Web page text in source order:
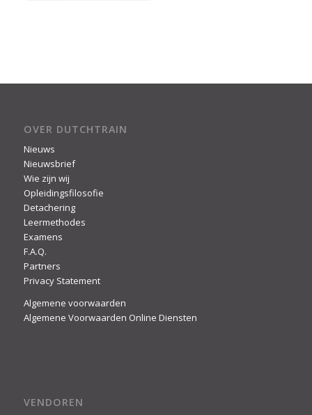
OVER DUTCHTRAIN
Nieuws
Nieuwsbrief
Wie zijn wij
Opleidingsfilosofie
Detachering
Leermethodes
Examens
F.A.Q.
Partners
Privacy Statement
Algemene voorwaarden
Algemene Voorwaarden Online Diensten
VENDOREN